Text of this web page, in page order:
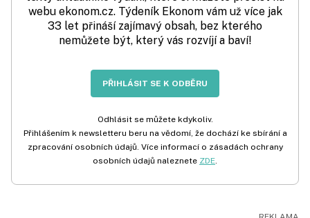
webu ekonom.cz. Týdeník Ekonom vám už více jak
33 let přináší zajímavý obsah, bez kterého
nemůžete být, který vás rozvíjí a baví!
PŘIHLÁSIT SE K ODBĚRU
Odhlásit se můžete kdykoliv.
Přihlášením k newsletteru beru na vědomí, že dochází ke sbírání a
zpracování osobních údajů. Více informací o zásadách ochrany
osobních údajů naleznete ZDE.